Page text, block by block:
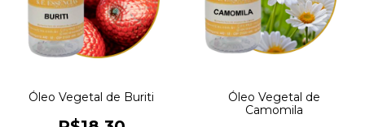
Óleo Vegetal de Buriti
Óleo Vegetal de
Camomila